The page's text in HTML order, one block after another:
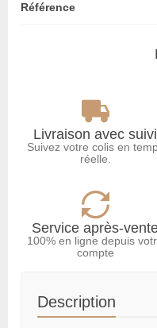
Référence
Livraison avec suivi
Suivez votre colis en
réelle.
Service après-
100% en ligne depuis
compte
Description